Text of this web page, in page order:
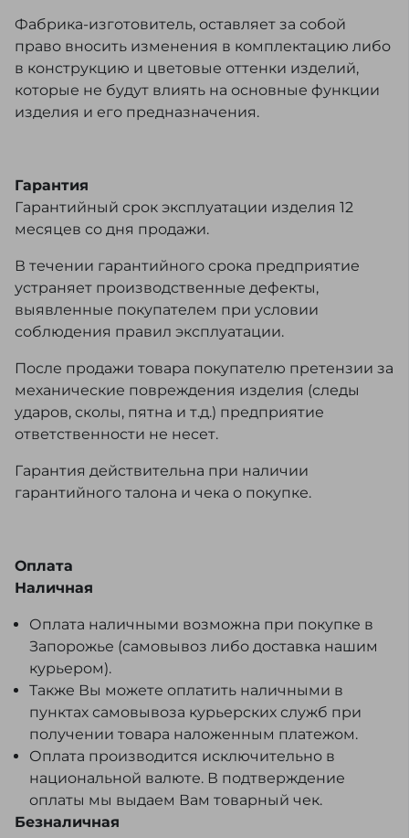
Фабрика-изготовитель, оставляет за собой
право вносить изменения в комплектацию либо
в конструкцию и цветовые оттенки изделий,
которые не будут влиять на основные функции
изделия и его предназначения.
Гарантия
Гарантийный срок эксплуатации изделия 12
месяцев со дня продажи.
В течении гарантийного срока предприятие
устраняет производственные дефекты,
выявленные покупателем при условии
соблюдения правил эксплуатации.
После продажи товара покупателю претензии за
механические повреждения изделия (следы
ударов, сколы, пятна и т.д.) предприятие
ответственности не несет.
Гарантия действительна при наличии
гарантийного талона и чека о покупке.
Оплата
Наличная
Оплата наличными возможна при покупке в
Запорожье (самовывоз либо доставка нашим
курьером).
Также Вы можете оплатить наличными в
пунктах самовывоза курьерских служб при
получении товара наложенным платежом.
Оплата производится исключительно в
национальной валюте. В подтверждение
оплаты мы выдаем Вам товарный чек.
Безналичная